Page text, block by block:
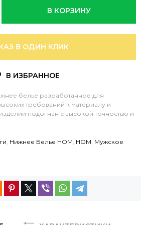
В КОРЗИНУ
В ОДИН КЛИК
белье разработанное для
требований к материалу и
подогнан с высокой точностью и
, Нижнее Белье HOM, HOM, Мужское